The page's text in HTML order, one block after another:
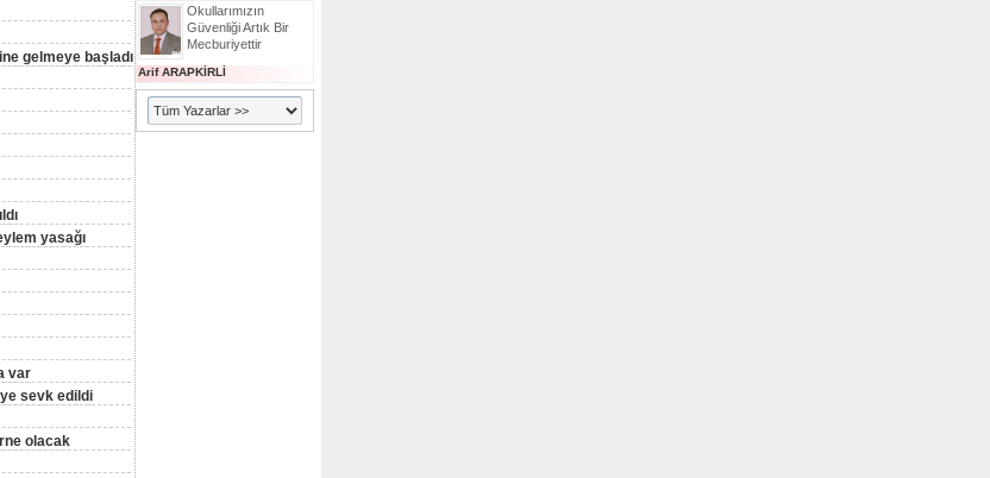
gelmeye başladı
yasağı
var
sevk edildi
olacak
Okullarımızın
Güvenliği Artık Bir
Mecburiyettir
Arif ARAPKİRLİ